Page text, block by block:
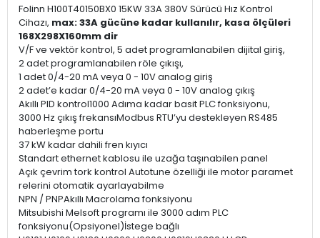
Folinn H100T40150BX0 15KW 33A 380V Sürücü Hız Kontrol
Cihazı, max: 33A gücüne kadar kullanılır, kasa ölçüleri
168X298X160mm dir
V/F ve vektör kontrol, 5 adet programlanabilen dijital giriş,
2 adet programlanabilen röle çıkışı,
1 adet 0/4-20 mA veya 0 - 10V analog giriş
2 adet’e kadar 0/4-20 mA veya 0 - 10V analog çıkış
Akıllı PID kontrol1000 Adıma kadar basit PLC fonksiyonu,
3000 Hz çıkış frekansıModbus RTU’yu destekleyen RS485
haberleşme portu
37 kW kadar dahili fren kıyıcı
Standart ethernet kablosu ile uzağa taşınabilen panel
Açık çevrim tork kontrol Autotune özelliği ile motor paramet
relerini otomatik ayarlayabilme
NPN / PNPAkıllı Macrolama fonksiyonu
Mitsubishi Melsoft programı ile 3000 adım PLC
fonksiyonu(Opsiyonel)İstege bağlı